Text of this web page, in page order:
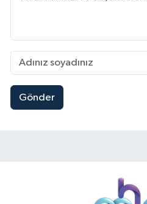
Gönder